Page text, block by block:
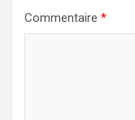
Commentaire *